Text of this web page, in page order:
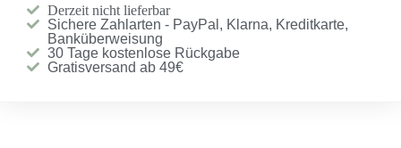
Derzeit nicht lieferbar
Sichere Zahlarten - PayPal, Klarna, Kreditkarte,
Banküberweisung
30 Tage kostenlose Rückgabe
Gratisversand ab 49€